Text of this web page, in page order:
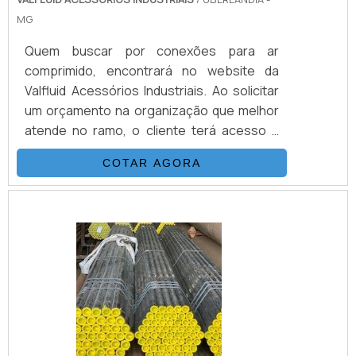
MG
Quem buscar por conexões para ar
comprimido, encontrará no website da
Valfluid Acessórios Industriais. Ao solicitar
um orçamento na organização que melhor
atende no ramo, o cliente terá acesso a
produtos de primeira linha e um suporte
completo, do contato inicial ao pós-
venda. MAIS INFORMAÇÕES SOBRE
alguém pesquisar conexões para ar
comprimido em uma empresa
comprometida com seus serviços, chega
até a Valfluid Acessórios Industriais.
Disponibilizando para os clientes válvula de
retenção e curva inox 304, garantindo a
satisfação da venda à entrega final, com
COTAR AGORA